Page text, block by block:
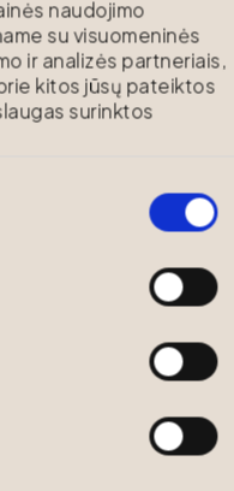
naudojimo
su visuomeninės
ir analizės partneriais,
kitos jūsų pateiktos
surinktos
Testamentas: ar
palikėjo valios
besąlygiškai?
Tyčinis
pavojus,
Kada ir kodėl
padidinti vaiko
Lygiomis dalimis
nukrypstama nuo